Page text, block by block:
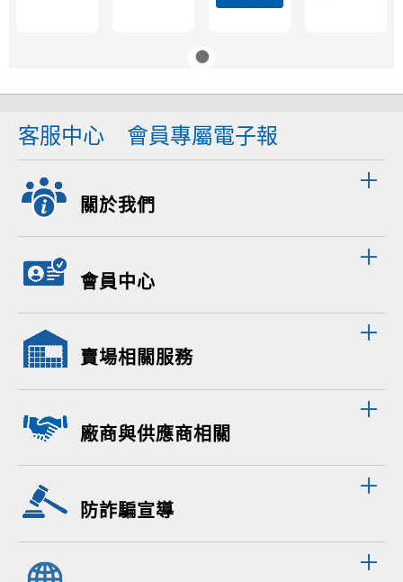
客服中心 會員專屬電子報
關於我們
會員中心
賣場相關服務
廠商與供應商相關
防詐騙宣導